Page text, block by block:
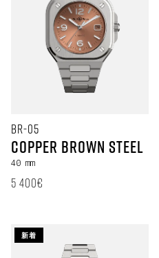
BR-05
Copper Brown Steel
40 mm
定価
5 400€
新着